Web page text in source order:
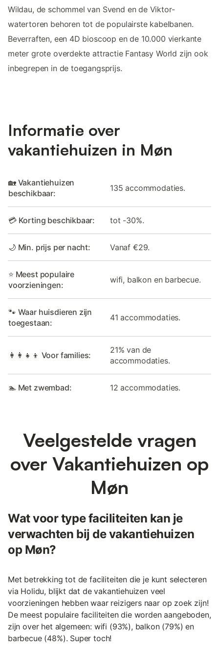
Wildau, de schommel van Svend en de Viktor-
watertoren behoren tot de populairste kabelbanen.
Beverraften, een 4D bioscoop en de 10.000 vierkante
meter grote overdekte attractie Fantasy World zijn ook
inbegrepen in de toegangsprijs.
Informatie over
vakantiehuizen in Møn
🏡 Vakantiehuizen
beschikbaar:
135 accommodaties.
💳 Korting beschikbaar: tot -30%.
🌙 Min. prijs per nacht: Vanaf €29.
⭐ Meest populaire
voorzieningen:
wifi, balkon en barbecue.
🐾 Waar huisdieren zijn
toegestaan:
41 accommodaties.
👩‍👩‍👧‍👦 Voor families:
21% van de
accommodaties.
🏊 Met zwembad: 12 accommodaties.
Veelgestelde vragen
over Vakantiehuizen op
Møn
Wat voor type faciliteiten kan je
verwachten bij de vakantiehuizen
op Møn?
Met betrekking tot de faciliteiten die je kunt selecteren
via Holidu, blijkt dat de vakantiehuizen veel
voorzieningen hebben waar reizigers naar op zoek zijn!
De meest populaire faciliteiten die worden aangeboden,
zijn over het algemeen: wifi (93%), balkon (79%) en
barbecue (48%). Super toch!